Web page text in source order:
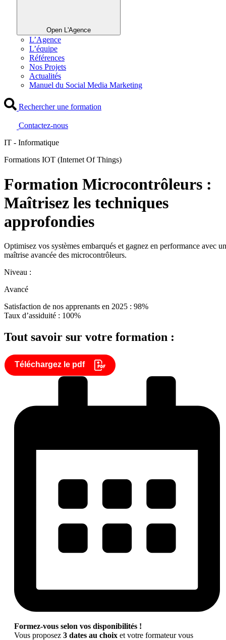
Open L'Agence
L’Agence
L’équipe
Références
Nos Projets
Actualités
Manuel du Social Media Marketing
Rechercher une formation
Contactez-nous
IT - Informatique
Formations IOT (Internet Of Things)
Formation Microcontrôleurs :
Maîtrisez les techniques
approfondies
Optimisez vos systèmes embarqués et gagnez en performance avec
maîtrise avancée des microcontrôleurs.
Niveau :
Avancé
Satisfaction de nos apprenants en 2025 : 98%
Taux d’assiduité : 100%
Tout savoir sur votre formation :
Téléchargez le pdf
Formez-vous selon vos disponibilités !
Vous proposez 3 dates au choix et votre formateur vous